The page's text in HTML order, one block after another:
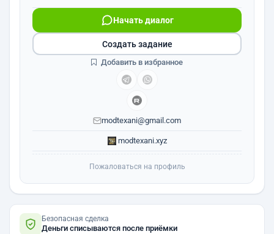
Начать диалог
modtexani@gmail.com
modtexani.xyz
Создать задание
Добавить в избранное
Пожаловаться на профиль
Безопасная сделка
Деньги списываются после приёмки